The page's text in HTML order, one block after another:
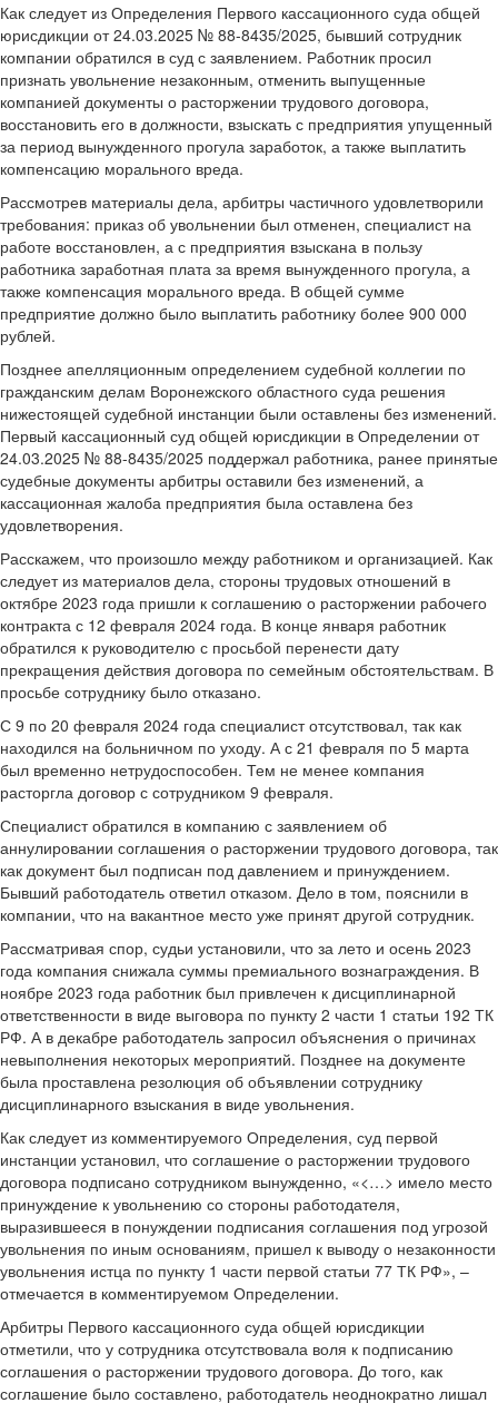
Как следует из Определения Первого кассационного суда общей
юрисдикции от 24.03.2025 № 88-8435/2025, бывший сотрудник
компании обратился в суд с заявлением. Работник просил
признать увольнение незаконным, отменить выпущенные
компанией документы о расторжении трудового договора,
восстановить его в должности, взыскать с предприятия упущенный
за период вынужденного прогула заработок, а также выплатить
компенсацию морального вреда.
Рассмотрев материалы дела, арбитры частичного удовлетворили
требования: приказ об увольнении был отменен, специалист на
работе восстановлен, а с предприятия взыскана в пользу
работника заработная плата за время вынужденного прогула, а
также компенсация морального вреда. В общей сумме
предприятие должно было выплатить работнику более 900 000
рублей.
Позднее апелляционным определением судебной коллегии по
гражданским делам Воронежского областного суда решения
нижестоящей судебной инстанции были оставлены без изменений.
Первый кассационный суд общей юрисдикции в Определении от
24.03.2025 № 88-8435/2025 поддержал работника, ранее принятые
судебные документы арбитры оставили без изменений, а
кассационная жалоба предприятия была оставлена без
удовлетворения.
Расскажем, что произошло между работником и организацией. Как
следует из материалов дела, стороны трудовых отношений в
октябре 2023 года пришли к соглашению о расторжении рабочего
контракта с 12 февраля 2024 года. В конце января работник
обратился к руководителю с просьбой перенести дату
прекращения действия договора по семейным обстоятельствам. В
просьбе сотруднику было отказано.
С 9 по 20 февраля 2024 года специалист отсутствовал, так как
находился на больничном по уходу. А с 21 февраля по 5 марта
был временно нетрудоспособен. Тем не менее компания
расторгла договор с сотрудником 9 февраля.
Специалист обратился в компанию с заявлением об
аннулировании соглашения о расторжении трудового договора, так
как документ был подписан под давлением и принуждением.
Бывший работодатель ответил отказом. Дело в том, пояснили в
компании, что на вакантное место уже принят другой сотрудник.
Рассматривая спор, судьи установили, что за лето и осень 2023
года компания снижала суммы премиального вознаграждения. В
ноябре 2023 года работник был привлечен к дисциплинарной
ответственности в виде выговора по пункту 2 части 1 статьи 192 ТК
РФ. А в декабре работодатель запросил объяснения о причинах
невыполнения некоторых мероприятий. Позднее на документе
была проставлена резолюция об объявлении сотруднику
дисциплинарного взыскания в виде увольнения.
Как следует из комментируемого Определения, суд первой
инстанции установил, что соглашение о расторжении трудового
договора подписано сотрудником вынужденно, «<…> имело место
принуждение к увольнению со стороны работодателя,
выразившееся в понуждении подписания соглашения под угрозой
увольнения по иным основаниям, пришел к выводу о незаконности
увольнения истца по пункту 1 части первой статьи 77 ТК РФ», –
отмечается в комментируемом Определении.
Арбитры Первого кассационного суда общей юрисдикции
отметили, что у сотрудника отсутствовала воля к подписанию
соглашения о расторжении трудового договора. До того, как
соглашение было составлено, работодатель неоднократно лишал